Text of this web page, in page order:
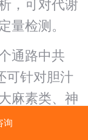
，可对代谢
量检测。
通路中共
可针对胆汁
麻素类、神
、植物次生
询